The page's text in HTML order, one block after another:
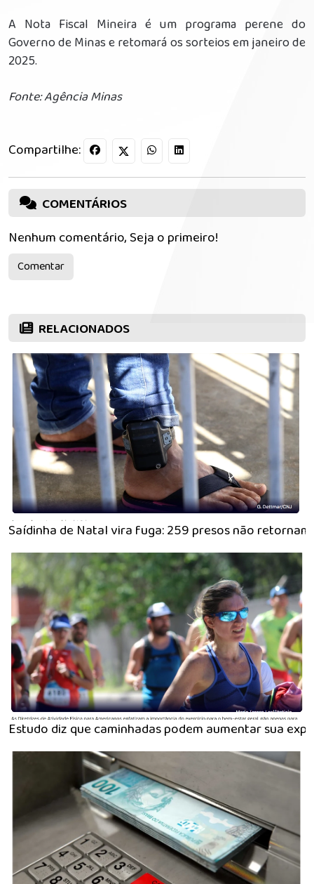
A Nota Fiscal Mineira é um programa perene do
Governo de Minas e retomará os sorteios em janeiro de
2025.
Fonte: Agência Minas
Compartilhe:
COMENTÁRIOS
Nenhum comentário, Seja o primeiro!
Comentar
RELACIONADOS
Saídinha de Natal vira fuga: 259 presos não
Estudo diz que caminhadas podem aumentar sua